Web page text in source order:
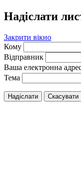
Надіслати
Закрити вікно
Кому
Відправник
Ваша електронна
Тема
Надіслати Скасувати